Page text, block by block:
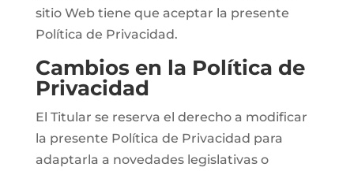
sitio Web tiene que aceptar la presente
Política de Privacidad.
Cambios en la Política de
Privacidad
El Titular se reserva el derecho a modificar
la presente Política de Privacidad para
adaptarla a novedades legislativas o